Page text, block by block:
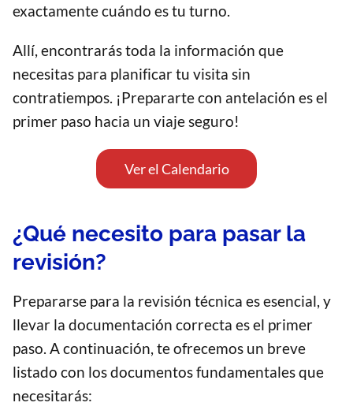
exactamente cuándo es tu turno.
Allí, encontrarás toda la información que
necesitas para planificar tu visita sin
contratiempos. ¡Prepararte con antelación es el
primer paso hacia un viaje seguro!
Ver el Calendario
¿Qué necesito para pasar la
revisión?
Prepararse para la revisión técnica es esencial, y
llevar la documentación correcta es el primer
paso. A continuación, te ofrecemos un breve
listado con los documentos fundamentales que
necesitarás: